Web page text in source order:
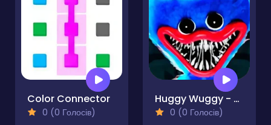
Color Connector
0 (0 Голосів)
Huggy Wuggy - Quiz
0 (0 Голосів)